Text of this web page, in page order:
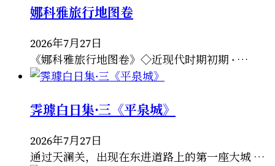
娜科雅旅行地图卷
2026年7月27日
《娜科雅旅行地图卷》◇近现代时期初期 · …
霁璩白日集·三《平泉城》
2026年7月27日
通过天澜关，出现在东进道路上的第一座大城 …